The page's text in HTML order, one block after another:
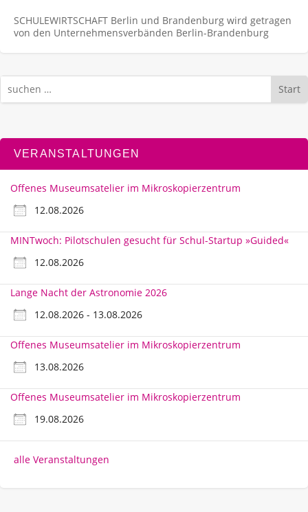
SCHULEWIRTSCHAFT Berlin und Brandenburg wird getragen
von den Unternehmens­verbänden Berlin-Brandenburg
Start
VERANSTALTUNGEN
Offenes Museumsatelier im Mikroskopierzentrum
12.08.2026
MINTwoch: Pilotschulen gesucht für Schul-Startup »Guided«
12.08.2026
Lange Nacht der Astronomie 2026
12.08.2026 - 13.08.2026
Offenes Museumsatelier im Mikroskopierzentrum
13.08.2026
Offenes Museumsatelier im Mikroskopierzentrum
19.08.2026
alle Veranstaltungen